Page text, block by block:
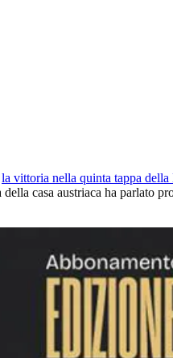
la vittoria nella quinta tappa della
casa austriaca ha